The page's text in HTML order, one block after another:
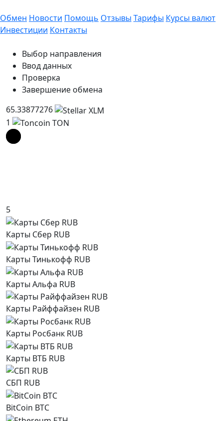
Обмен Новости Помощь Отзывы Тарифы Курсы валют
Инвестиции Контакты
Выбор направления
Ввод данных
Проверка
Завершение обмена
65.33877276
1
5
Карты Сбер RUB
Карты Тинькофф RUB
Карты Альфа RUB
Карты Райффайзен RUB
Карты Росбанк RUB
Карты ВТБ RUB
СБП RUB
BitCoin BTC